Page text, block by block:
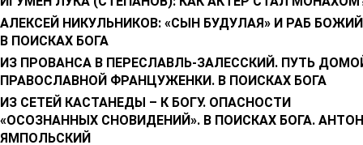
АЛЕКСЕЙ НИКУЛЬНИКОВ: «СЫН БУДУЛАЯ» И РАБ
В ПОИСКАХ БОГА
ИЗ ПРОВАНСА В ПЕРЕСЛАВЛЬ-ЗАЛЕССКИЙ. ПУТЬ
ПРАВОСЛАВНОЙ ФРАНЦУЖЕНКИ. В ПОИСКАХ БОГА
ИЗ СЕТЕЙ КАСТАНЕДЫ – К БОГУ. ОПАСНОСТИ
«ОСОЗНАННЫХ СНОВИДЕНИЙ». В ПОИСКАХ БОГА. АНТОН
ЯМПОЛЬСКИЙ